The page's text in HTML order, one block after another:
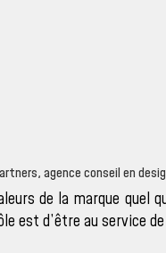
agence conseil en
de la marque quel
est d’être au service